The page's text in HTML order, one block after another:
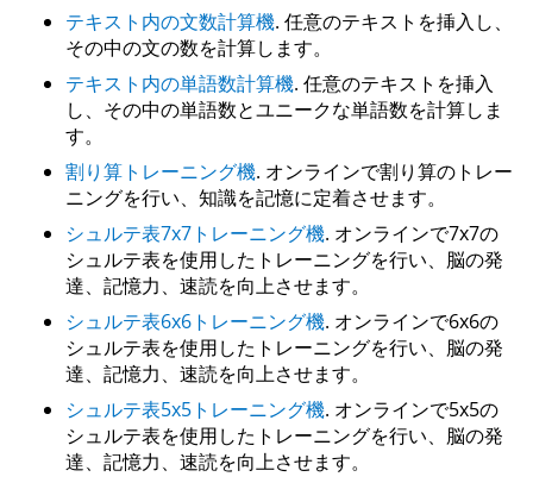
テキスト内の文数計算機. 任意のテキストを挿入し、
その中の文の数を計算します。
テキスト内の単語数計算機. 任意のテキストを挿入
し、その中の単語数とユニークな単語数を計算しま
す。
割り算トレーニング機. オンラインで割り算のトレー
ニングを行い、知識を記憶に定着させます。
シュルテ表7x7トレーニング機. オンラインで7x7の
シュルテ表を使用したトレーニングを行い、脳の発
達、記憶力、速読を向上させます。
シュルテ表6x6トレーニング機. オンラインで6x6の
シュルテ表を使用したトレーニングを行い、脳の発
達、記憶力、速読を向上させます。
シュルテ表5x5トレーニング機. オンラインで5x5の
シュルテ表を使用したトレーニングを行い、脳の発
達、記憶力、速読を向上させます。